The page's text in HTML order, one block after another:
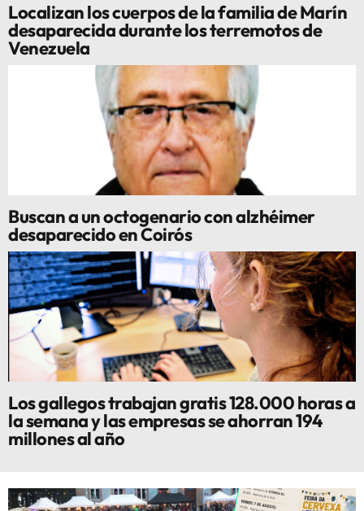
Localizan los cuerpos de la familia de Marín
desaparecida durante los terremotos de
Venezuela
Buscan a un octogenario con alzhéimer
desaparecido en Coirós
Los gallegos trabajan gratis 128.000 horas a
la semana y las empresas se ahorran 194
millones al año